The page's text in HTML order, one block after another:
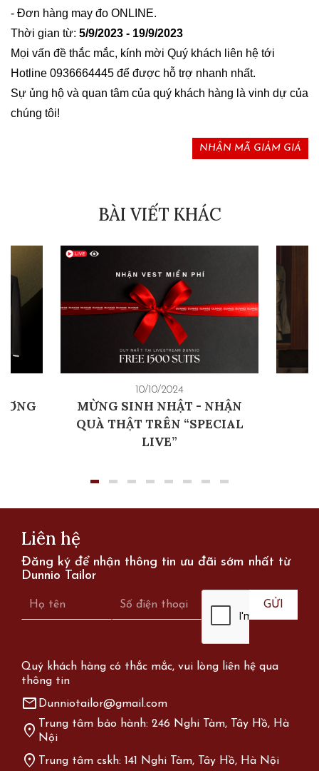
- Đơn hàng may đo ONLINE.
Thời gian từ: 5/9/2023 - 19/9/2023
Mọi vấn đề thắc mắc, kính mời Quý khách liên hệ tới
Hotline 0936664445 để được hỗ trợ nhanh nhất.
Sự ủng hộ và quan tâm của quý khách hàng là vinh dự của
chúng tôi!
NHẬN MÃ GIẢM GIÁ
BÀI VIẾT KHÁC
10/10/2024
MỪNG SINH NHẬT - NHẬN
QUÀ THẬT TRÊN “SPECIAL
LIVE”
Liên hệ
Đăng ký để nhận thông tin ưu đãi sớm nhất từ
Dunnio Tailor
Quý khách hàng có thắc mắc, vui lòng liên hệ qua
thông tin
mail Dunniotailor@gmail.com
location_on Trung tâm bảo hành: 246 Nghi Tàm, Tây Hồ, Hà
Nội
location_on Trung tâm cskh: 141 Nghi Tàm, Tây Hồ, Hà Nội